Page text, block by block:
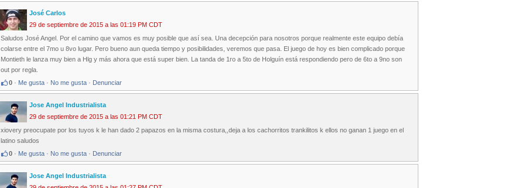
José Carlos
29 de septiembre de 2015 a las 01:19 PM CDT
Saludos José Angel. Por el camino que vamos es muy posible que así sea. Una decepción para nosotros porque realmente este equipo debía
colarse entre el 7mo u 8vo lugar. Pero bueno aun queda tiempo y posibilidades, veremos que pasa. El juego de hoy es bien complicado porque
Montieth le lanza muy bien a Hlg y más ahora que está super bien. La tanda de 1ro a 5to de Holguín está respondiendo pero de 6to a 9no son
out por regla.
0 · Me gusta · No me gusta · Denunciar
Jose Angel Industrialista
29 de septiembre de 2015 a las 01:21 PM CDT
xiovery preocupate por los tuyos k le han dado 2 papazos en la misma costura,,deja a los cachorritos trankilitos k ellos no ganan 1 juego en el
latino saludos
0 · Me gusta · No me gusta · Denunciar
Jose Angel Industrialista